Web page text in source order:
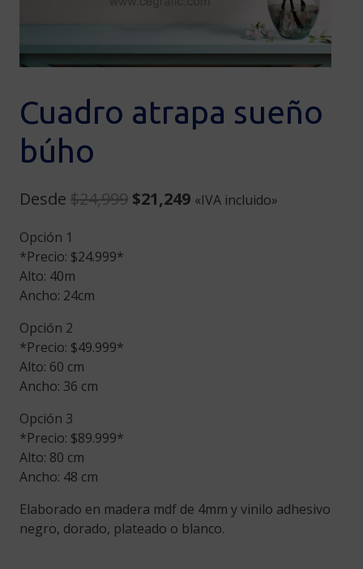
Cuadro atrapa sueño
búho
Desde $24,999 Original
$21,249Current
«IVA incluido»
Opción 1
*Precio: $24.999*
Alto: 40m
Ancho: 24cm
Opción 2
*Precio: $49.999*
Alto: 60 cm
Ancho: 36 cm
Opción 3
*Precio: $89.999*
Alto: 80 cm
Ancho: 48 cm
Elaborado en madera mdf de 4mm y vinilo adhesivo
negro, dorado, plateado o blanco.